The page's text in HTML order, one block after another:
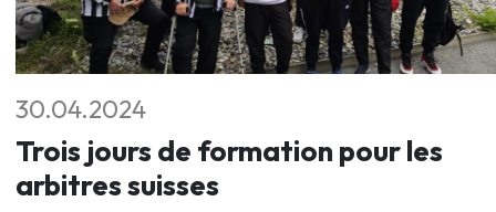
30.04.2024
Trois jours de formation pour les
arbitres suisses